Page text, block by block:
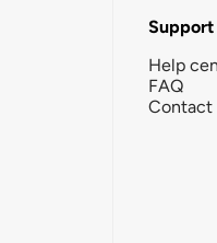
Support
Help
FAQ
Contact